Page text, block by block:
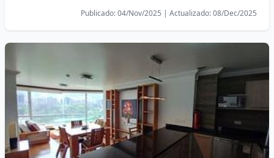
Publicado: 04/Nov/2025 | Actualizado: 08/Dec/2025